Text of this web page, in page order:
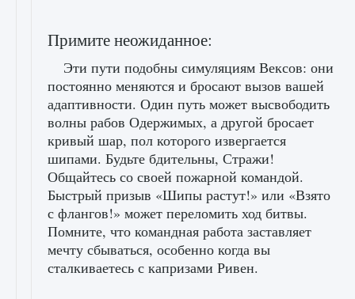
Примите неожиданное:
Эти пути подобны симуляциям Вексов: они
постоянно меняются и бросают вызов вашей
адаптивности. Один путь может высвободить
волны рабов Одержимых, а другой бросает
кривый шар, пол которого извергается
шипами. Будьте бдительны, Стражи!
Общайтесь со своей пожарной командой.
Быстрый призыв «Шипы растут!» или «Взято
с флангов!» может переломить ход битвы.
Помните, что командная работа заставляет
мечту сбываться, особенно когда вы
сталкиваетесь с капризами Ривен.